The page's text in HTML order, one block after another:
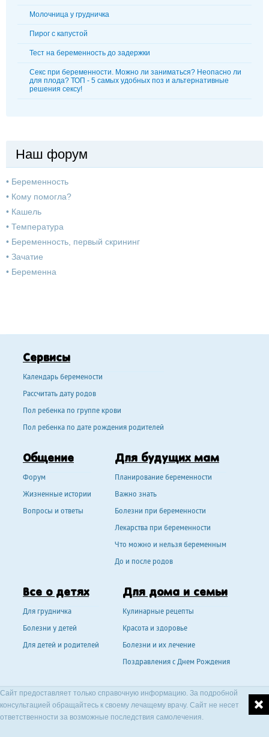
Молочница у грудничка
Пирог с капустой
Тест на беременность до задержки
Секс при беременности. Можно ли заниматься? Неопасно ли
для плода? ТОП - 5 самых удобных поз и альтернативные
решения сексу!
Наш форум
• Беременность
• Кому помогла?
• Кашель
• Температура
• Беременность, первый скрининг
• Зачатие
• Беременна
Сервисы
Календарь беремености
Рассчитать дату родов
Пол ребенка по группе крови
Пол ребенка по дате рождения родителей
Общение
Форум
Жизненные истории
Вопросы и ответы
Для будущих мам
Планирование беременности
Важно знать
Болезни при беременности
Лекарства при беременности
Что можно и нельзя беременным
До и после родов
Все о детях
Для грудничка
Болезни у детей
Для детей и родителей
Для дома и семьи
Кулинарные рецепты
Красота и здоровье
Болезни и их лечение
Поздравления с Днем Рождения
Сайт предоставляет только справочную информацию. За подробной
консультацией обращайтесь к своему лечащему врачу. Сайт не несет
ответственности за возможные последствия самолечения.